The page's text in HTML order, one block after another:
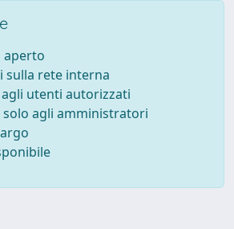
aperto
sulla rete interna
utenti autorizzati
agli amministratori